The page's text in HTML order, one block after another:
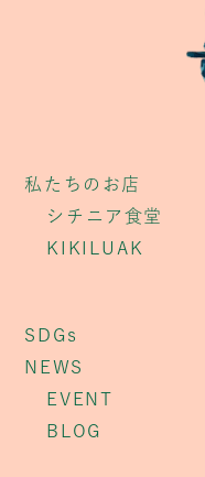
私たちのお店
シチニア食堂
KIKILUAK
SDGs
NEWS
EVENT
BLOG